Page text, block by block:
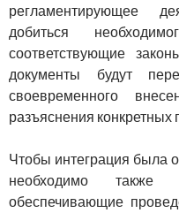
регламентирующее
добиться
соответствующие
документы будут
своевременного
разъяснения конкретных
Чтобы интеграция была
необходимо
обеспечивающие